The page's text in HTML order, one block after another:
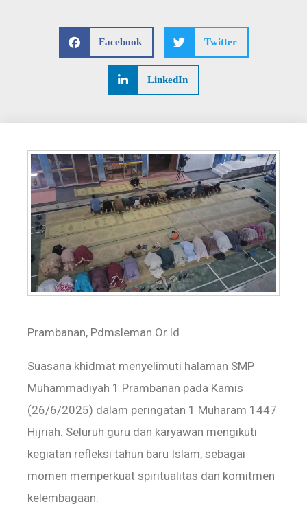
Facebook Twitter
LinkedIn
Prambanan, Pdmsleman.Or.Id
Suasana khidmat menyelimuti halaman SMP
Muhammadiyah 1 Prambanan pada Kamis
(26/6/2025) dalam peringatan 1 Muharam 1447
Hijriah. Seluruh guru dan karyawan mengikuti
kegiatan refleksi tahun baru Islam, sebagai
momen memperkuat spiritualitas dan komitmen
kelembagaan.